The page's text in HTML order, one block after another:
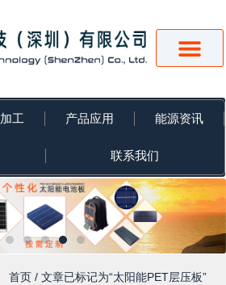
工 产品应用 能源资讯
联系我们
首页 / 文章已标记为“太阳能PET层压板”